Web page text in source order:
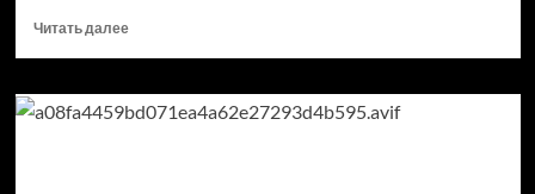
Читать далееПрочитать
Продажи
Cyberpunk